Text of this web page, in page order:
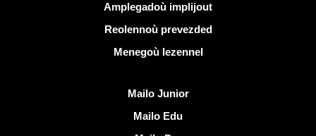
Amplegadoù implijout
Reolennoù prevezded
Menegoù lezennel
Mailo Junior
Mailo Edu